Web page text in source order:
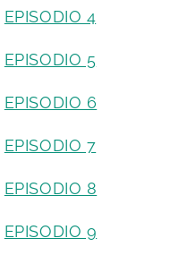
EPISODIO 4
EPISODIO 5
EPISODIO 6
EPISODIO 7
EPISODIO 8
EPISODIO 9